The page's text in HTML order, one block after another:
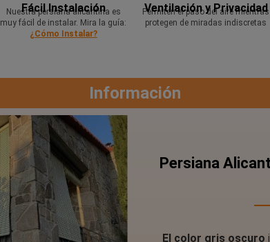
Fácil Instalación
Nuestra persiana alicantina es
muy fácil de instalar. Mira la guía:
¿Cómo Instalar?
Ventilación y Privacidad
Permiten el paso del aire mientras
protegen de miradas indiscretas
Información
Persiana
El color gris oscuro